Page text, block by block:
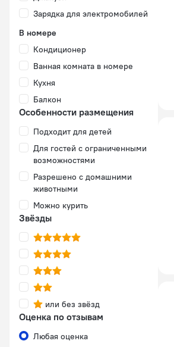
Зарядка для электромобилей
В номере
Кондиционер
Ванная комната в номере
Кухня
Балкон
Особенности размещения
Подходит для детей
Для гостей с ограниченными
возможностями
Разрешено с домашними
животными
Можно курить
Звёзды
или без звёзд
Оценка по отзывам
Любая оценка